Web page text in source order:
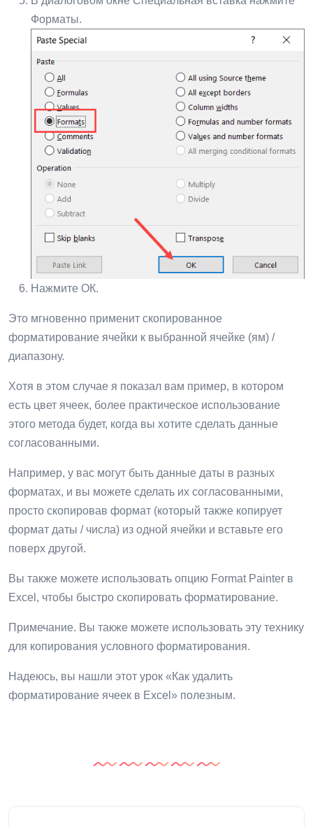
Форматы.
Нажмите ОК.
Это мгновенно применит скопированное
форматирование ячейки к выбранной ячейке (ям) /
диапазону.
Хотя в этом случае я показал вам пример, в котором
есть цвет ячеек, более практическое использование
этого метода будет, когда вы хотите сделать данные
согласованными.
Например, у вас могут быть данные даты в разных
форматах, и вы можете сделать их согласованными,
просто скопировав формат (который также копирует
формат даты / числа) из одной ячейки и вставьте его
поверх другой.
Вы также можете использовать опцию Format Painter в
Excel, чтобы быстро скопировать форматирование.
Примечание. Вы также можете использовать эту технику
для копирования условного форматирования.
Надеюсь, вы нашли этот урок «Как удалить
форматирование ячеек в Excel» полезным.